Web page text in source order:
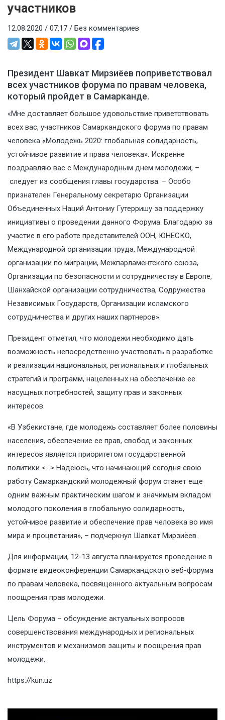
участников
12.08.2020 / 07:17 / Без комментариев
Президент Шавкат Мирзиёев поприветствовал
всех участников форума по правам человека,
который пройдет в Самарканде.
«Мне доставляет большое удовольствие приветствовать
всех вас, участников Самаркандского форума по правам
человека «Молодежь 2020: глобальная солидарность,
устойчивое развитие и права человека». Искренне
поздравляю вас с Международным днем молодежи, –
следует из сообщения главы государства. – Особо
признателен Генеральному секретарю Организации
Объединенных Наций Антониу Гутерришу за поддержку
инициативы о проведении данного Форума. Благодарю за
участие в его работе представителей ООН, ЮНЕСКО,
Международной организации труда, Международной
организации по миграции, Межпарламентского союза,
Организации по безопасности и сотрудничеству в Европе,
Шанхайской организации сотрудничества, Содружества
Независимых Государств, Организации исламского
сотрудничества и других наших партнеров».
Президент отметил, что молодежи необходимо дать
возможность непосредственно участвовать в разработке
и реализации национальных, региональных и глобальных
стратегий и программ, нацеленных на обеспечение ее
насущных потребностей, защиту прав и законных
интересов.
«В Узбекистане, где молодежь составляет более половины
населения, обеспечение ее прав, свобод и законных
интересов является приоритетом государственной
политики <…> Надеюсь, что начинающий сегодня свою
работу Самаркандский молодежный форум станет еще
одним важным практическим шагом и значимым вкладом
молодого поколения в глобальную солидарность,
устойчивое развитие и обеспечение прав человека во имя
мира и процветания», – подчеркнул Шавкат Мирзиёев.
Для информации, 12-13 августа планируется проведение в
формате видеоконференции Самаркандского веб-форума
по правам человека, посвященного актуальным вопросам
поощрения прав молодежи.
Цель Форума – обсуждение актуальных вопросов
совершенствования международных и региональных
инструментов и механизмов защиты и поощрения прав
молодежи.
https://kun.uz